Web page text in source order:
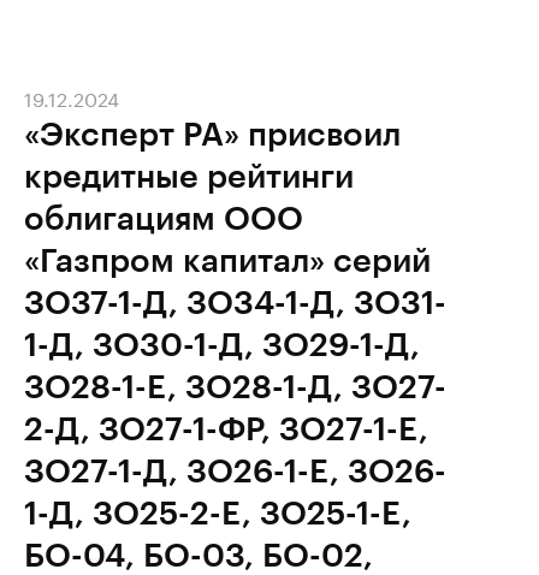
«Эксперт РА» присвоил
кредитные рейтинги
облигациям ООО
«Газпром капитал» серий
ЗО37-1-Д, ЗО34-1-Д, ЗО31-
1-Д, ЗО30-1-Д, ЗО29-1-Д,
ЗО28-1-E, ЗО28-1-Д, ЗО27-
2-Д, ЗО27-1-ФР, ЗО27-1-Е,
ЗО27-1-Д, ЗО26-1-Е, ЗО26-
1-Д, ЗО25-2-Е, ЗО25-1-Е,
БО-04, БО-03, БО-02,
19.12.2024